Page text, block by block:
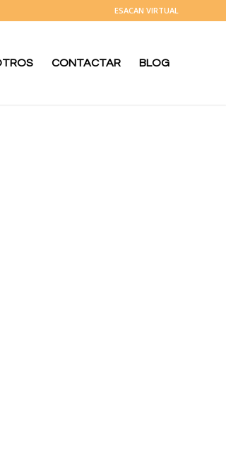
ESACAN VIRTUAL
CONTACTAR BLOG